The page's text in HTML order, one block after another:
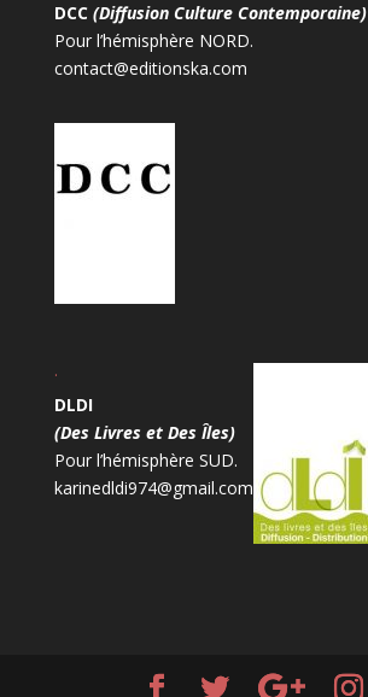
DCC (Diffusion Culture Contemporaine)
Pour l’hémisphère NORD.
contact@editionska.com
.
DLDI
(Des Livres et Des Îles)
Pour l’hémisphère SUD.
karinedldi974@gmail.com